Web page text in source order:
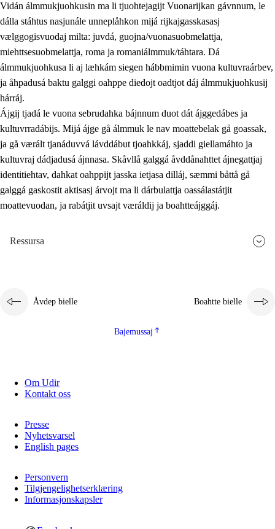
Vidán álmmukjuohkusin ma li tjuohtejagijt Vuonarijkan gávnnum, le
dálla stáhtus nasjunále unneplåhkon mijá rijkajgasskasasj
vælggogisvuodaj milta: juvdá, guojna/vuonasuobmelattja,
miehttsesuobmelattja, roma ja romaniálmmuk/táhtara. Dá
álmmukjuohkusa li aj læhkám siegen hábbmimin vuona kultuvraárbev,
ja åhpadusá baktu galggi oahppe diedojt oadtjot dáj álmmukjuohkusij
hárráj.
Ájgij tjadá le vuona sebrudahka bájnnum duot dát ájggedábes ja
kultuvrradábijs. Mijá ájge gå álmmuk le nav moattebelak gå goassak,
ja gå værált tjanáduvvá lávddábut tjoahkkáj, sjaddi giellamáhto ja
kultuvraj dádjadusá ájnnasa. Skåvllå galggá åvddånahttet ájnegattjaj
identitiehtav, dahkat oahppijt jasska ietjasa dilláj, sæmmi båttå gå
galggá gaskostit aktisasj árvojt ma li dárbulattja oassálastátjit
moattevuodan, ja rabátjit uvsajt væráldij ja boahtteájggáj.
Ressursa
Åvdep bielle Boahtte bielle
Bajemussaj
Om Udir
Kontakt oss
Presse
Nyhetsvarsel
English pages
Personvern
Tilgjengelighetserklæring
Informasjonskapsler